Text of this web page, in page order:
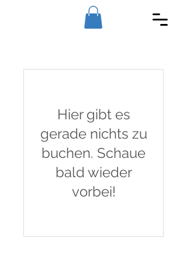
Hier gibt es
gerade nichts zu
buchen. Schaue
bald wieder
vorbei!